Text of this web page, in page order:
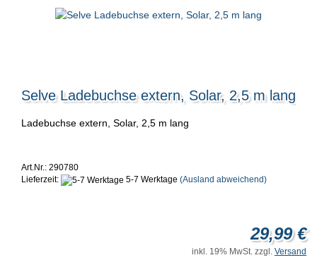
Selve Ladebuchse extern, Solar, 2,5 m lang
Ladebuchse extern, Solar, 2,5 m lang
Art.Nr.: 290780
Lieferzeit:
5-7 Werktage (Ausland abweichend)
29,99 €
inkl. 19% MwSt. zzgl. Versand